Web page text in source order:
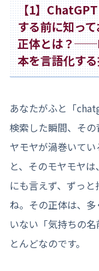
【1】
する前に知っ
正体とは？
本を言語化す
あなたがふと「
検索した瞬間、そ
ヤモヤが渦巻いて
と、そのモヤモヤ
にも言えず、ずっ
ね。その正体は、
いない「気持ちの
とんどなのです。